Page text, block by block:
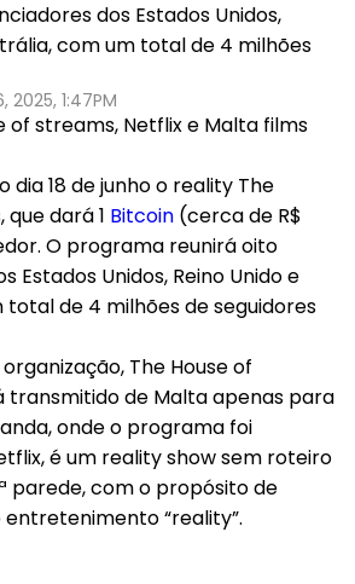
dos Estados Unidos,
com um total de 4 milhões
2025, 1:47PM
dia 18 de junho o reality The
que dará 1 Bitcoin (cerca de R$
O programa reunirá oito
Estados Unidos, Reino Unido e
total de 4 milhões de seguidores
The House of
transmitido de Malta apenas para
onde o programa foi
é um reality show sem roteiro
parede, com o propósito de
“reality”.